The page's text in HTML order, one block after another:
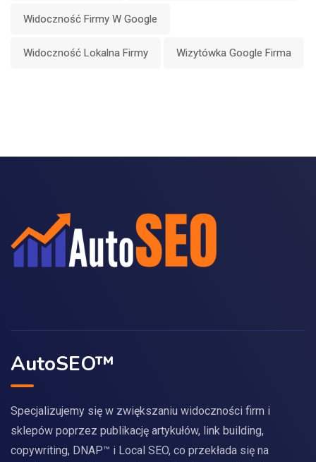
Widoczność Firmy W Google
Widoczność Lokalna Firmy Wizytówka Google Firma
AutoSEO™
Specjalizujemy się w zwiększaniu widoczności firm i
sklepów poprzez publikację artykułów, link building,
copywriting, DNAP™ i Local SEO, co przekłada się na